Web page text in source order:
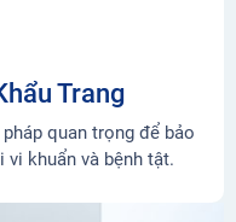
Trang
quan trọng để bảo
vi khuẩn và bệnh tật.